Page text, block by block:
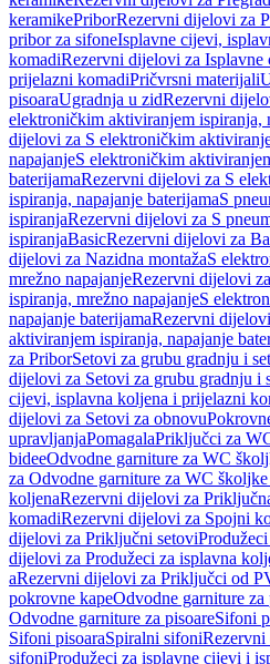
keramikePriborRezervni dijelovi za
pribor za sifoneIsplavne cijevi,
komadiRezervni dijelovi za
prijelazni komadiPričvrsni materijali
pisoaraUgradnja u zidRezervni
elektroničkim aktiviranjem ispiranja,
dijelovi za S elektroničkim
napajanjeS elektroničkim
baterijamaRezervni dijelovi za S
ispiranja, napajanje baterijamaS
ispiranjaRezervni dijelovi za S
ispiranjaBasicRezervni dijelovi za
dijelovi za Nazidna montažaS
mrežno napajanjeRezervni dijelovi
ispiranja, mrežno napajanjeS
napajanje baterijamaRezervni
aktiviranjem ispiranja, napajanje
za PriborSetovi za grubu gradnju i
dijelovi za Setovi za grubu gradnju i
cijevi, isplavna koljena i prijelazni
dijelovi za Setovi za obnovu
upravljanjaPomagalaPriključci za
bideeOdvodne garniture za WC
za Odvodne garniture za WC
koljenaRezervni dijelovi za
komadiRezervni dijelovi za Spojni
dijelovi za Priključni setovi
dijelovi za Produžeci za isplavna
aRezervni dijelovi za Priključci od
pokrovne kapeOdvodne garniture za
Odvodne garniture za pisoareSifoni
Sifoni pisoaraSpiralni sifoni
sifoniProdužeci za isplavne cijevi i